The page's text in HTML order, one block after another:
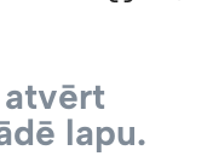
lapu.